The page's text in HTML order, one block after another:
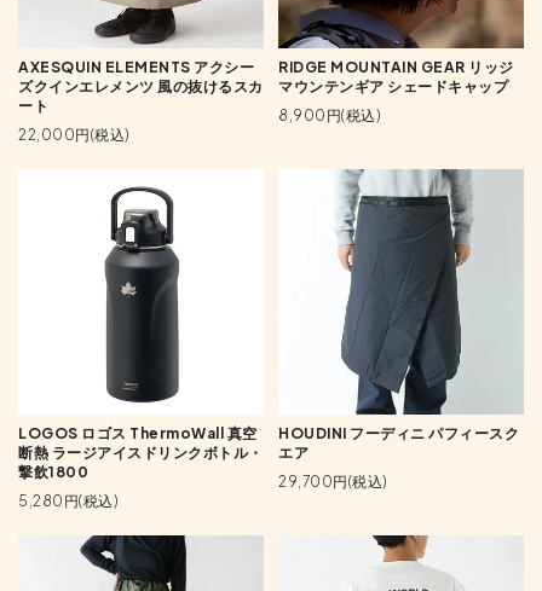
AXESQUIN ELEMENTS アクシー
ズクインエレメンツ 風の抜けるスカ
ート
22,000円(税込)
RIDGE MOUNTAIN GEAR リッジ
マウンテンギア シェードキャップ
8,900円(税込)
LOGOS ロゴス ThermoWall 真空
断熱 ラージアイスドリンクボトル・
撃飲1800
5,280円(税込)
HOUDINI フーディニ パフィースク
エア
29,700円(税込)